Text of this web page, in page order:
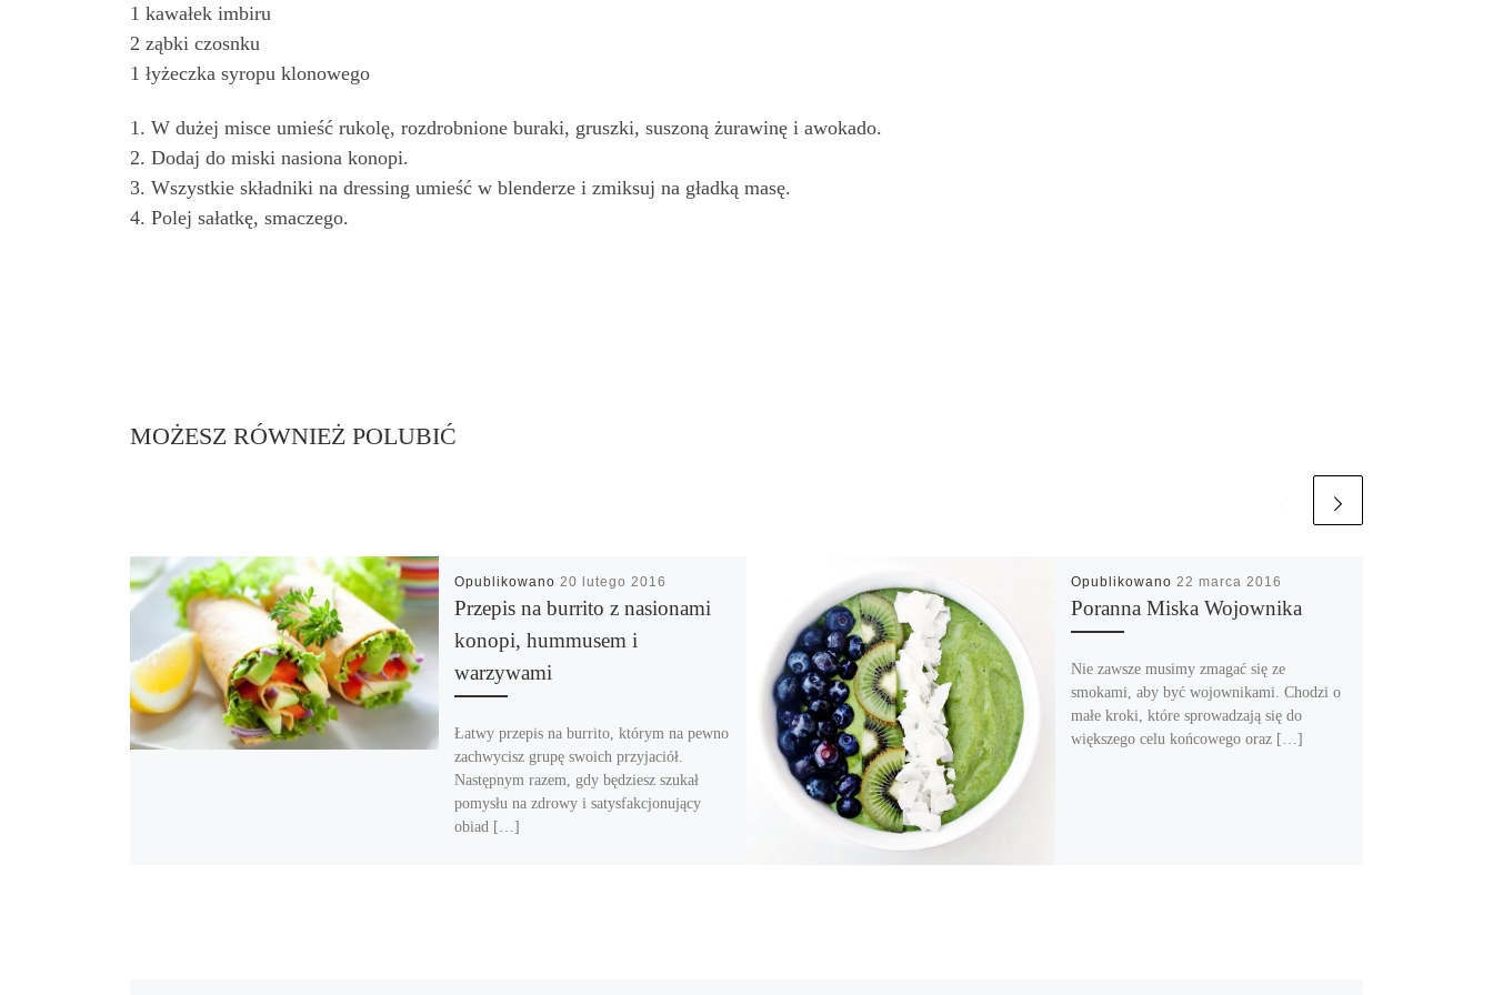
1 kawałek imbiru
2 ząbki czosnku
1 łyżeczka syropu klonowego
1. W dużej misce umieść rukolę, rozdrobnione buraki, gruszki, suszoną żurawinę i awokado.
2. Dodaj do miski nasiona konopi.
3. Wszystkie składniki na dressing umieść w blenderze i zmiksuj na gładką masę.
4. Polej sałatkę, smaczego.
MOŻESZ RÓWNIEŻ POLUBIĆ
Opublikowano 20 lutego 2016
Przepis na burrito z nasionami
konopi, hummusem i
warzywami
Łatwy przepis na burrito, którym na pewno
zachwycisz grupę swoich przyjaciół.
Następnym razem, gdy będziesz szukał
pomysłu na zdrowy i satysfakcjonujący
obiad […]
Opublikowano 22 marca 2016
Poranna Miska Wojownika
Nie zawsze musimy zmagać się ze
smokami, aby być wojownikami. Chodzi o
małe kroki, które sprowadzają się do
większego celu końcowego oraz […]